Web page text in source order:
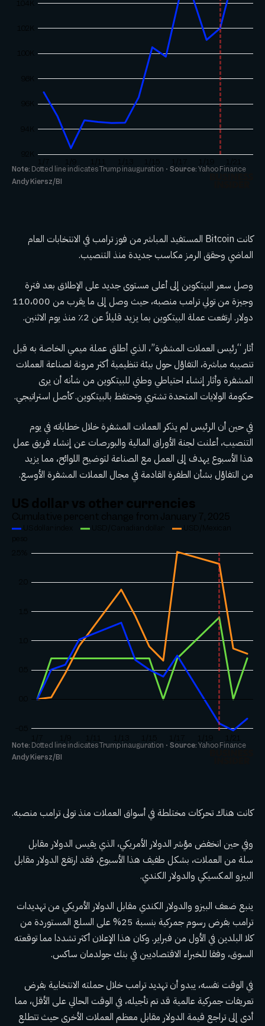
كانت Bitcoin المستفيد المباشر من فوز ترامب في الانتخابات العام
الماضي وحقق الرمز مكاسب جديدة منذ التنصيب.
وصل سعر البيتكوين إلى أعلى مستوى جديد على الإطلاق بعد فترة
وجيزة من تولي ترامب منصبه، حيث وصل إلى ما يقرب من 110،000
دولار. ارتفعت عملة البيتكوين بما يزيد قليلاً عن 2٪ منذ يوم الاثنين.
أثار “رئيس العملات المشفرة”، الذي أطلق عملة ميمي الخاصة به قبل
تنصيبه مباشرة، التفاؤل حول بيئة تنظيمية أكثر مرونة لصناعة العملات
المشفرة وأثار إنشاء احتياطي وطني للبيتكوين من شأنه أن يرى
حكومة الولايات المتحدة تشتري وتحتفظ بالبيتكوين. كأصل استراتيجي.
في حين أن الرئيس لم يذكر العملات المشفرة خلال خطاباته في يوم
التنصيب، أعلنت لجنة الأوراق المالية والبورصات عن إنشاء فريق عمل
هذا الأسبوع يهدف إلى العمل مع الصناعة لتوضيح اللوائح، مما يزيد
من التفاؤل بشأن الطفرة القادمة في مجال العملات المشفرة الأوسع.
كانت هناك تحركات مختلطة في أسواق العملات منذ تولى ترامب منصبه.
وفي حين انخفض مؤشر الدولار الأمريكي، الذي يقيس الدولار مقابل
سلة من العملات، بشكل طفيف هذا الأسبوع، فقد ارتفع الدولار مقابل
البيزو المكسيكي والدولار الكندي.
ينبع ضعف البيزو والدولار الكندي مقابل الدولار الأمريكي من تهديدات
ترامب بفرض رسوم جمركية بنسبة 25% على السلع المستوردة من
كلا البلدين في الأول من فبراير. وكان هذا الإعلان أكثر تشددا مما توقعته
السوق، وفقا للخبراء الاقتصاديين في بنك جولدمان ساكس.
في الوقت نفسه، يبدو أن تهديد ترامب خلال حملته الانتخابية بفرض
تعريفات جمركية عالمية قد تم تأجيله، في الوقت الحالي على الأقل، مما
أدى إلى تراجع قيمة الدولار مقابل معظم العملات الأخرى حيث تتطلع